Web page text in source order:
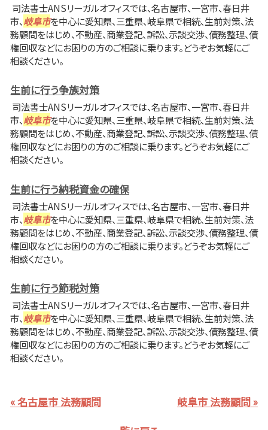
司法書士ANSリーガルオフィスでは、名古屋市、一宮市、春日井
市、岐阜市を中心に愛知県、三重県、岐阜県で相続、生前対策、法
務顧問をはじめ、不動産、商業登記、訴訟、示談交渉、債務整理、債
権回収などにお困りの方のご相談に乗ります。どうぞお気軽にご
相談ください。
生前に行う争族対策
司法書士ANSリーガルオフィスでは、名古屋市、一宮市、春日井
市、岐阜市を中心に愛知県、三重県、岐阜県で相続、生前対策、法
務顧問をはじめ、不動産、商業登記、訴訟、示談交渉、債務整理、債
権回収などにお困りの方のご相談に乗ります。どうぞお気軽にご
相談ください。
生前に行う納税資金の確保
司法書士ANSリーガルオフィスでは、名古屋市、一宮市、春日井
市、岐阜市を中心に愛知県、三重県、岐阜県で相続、生前対策、法
務顧問をはじめ、不動産、商業登記、訴訟、示談交渉、債務整理、債
権回収などにお困りの方のご相談に乗ります。どうぞお気軽にご
相談ください。
生前に行う節税対策
司法書士ANSリーガルオフィスでは、名古屋市、一宮市、春日井
市、岐阜市を中心に愛知県、三重県、岐阜県で相続、生前対策、法
務顧問をはじめ、不動産、商業登記、訴訟、示談交渉、債務整理、債
権回収などにお困りの方のご相談に乗ります。どうぞお気軽にご
相談ください。
« 名古屋市 法務顧問
岐阜市 法務顧問 »